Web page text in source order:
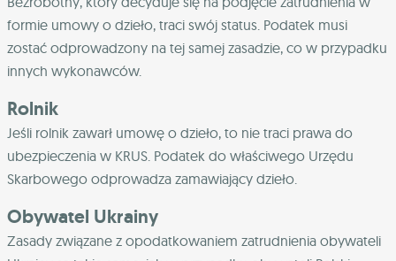
formie umowy o dzieło, traci swój status. Podatek musi
zostać odprowadzony na tej samej zasadzie, co w przypadku
innych wykonawców.
Rolnik
Jeśli rolnik zawarł umowę o dzieło, to nie traci prawa do
ubezpieczenia w KRUS. Podatek do właściwego Urzędu
Skarbowego odprowadza zamawiający dzieło.
Obywatel Ukrainy
Zasady związane z opodatkowaniem zatrudnienia obywateli